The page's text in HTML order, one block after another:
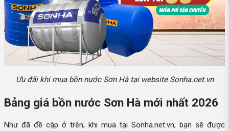
Ưu đãi khi mua bồn nước Sơn Hà tại website Sonha.net.vn
Bảng giá bồn nước Sơn Hà mới nhất 2026
Như đã đề cập ở trên, khi mua tại Sonha.net.vn, bạn sẽ được